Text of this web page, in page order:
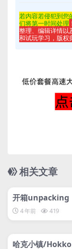
若内容若侵犯到您
们将第一时间处理
整理、编辑详情以
和试玩学习，版权
相关文章
开箱unpacking
4 年前 419
哈克小镇/